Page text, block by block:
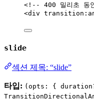
<!-- 400 밀리초 동
<div
slide
섹션 제목: “slide”
타입: (opts: {